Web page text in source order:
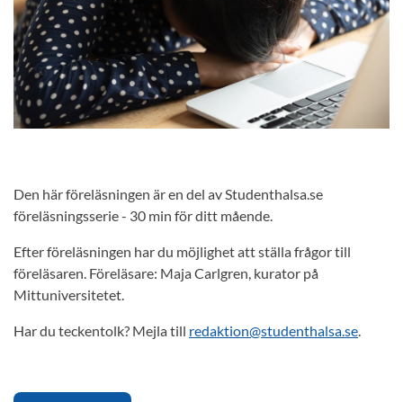
Den här föreläsningen är en del av Studenthalsa.se
föreläsningsserie - 30 min för ditt mående.
Efter föreläsningen har du möjlighet att ställa frågor till
föreläsaren. Föreläsare: Maja Carlgren, kurator på
Mittuniversitetet.
Har du teckentolk? Mejla till redaktion@studenthalsa.se.